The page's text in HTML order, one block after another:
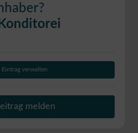
Eintrag verwalten
melden